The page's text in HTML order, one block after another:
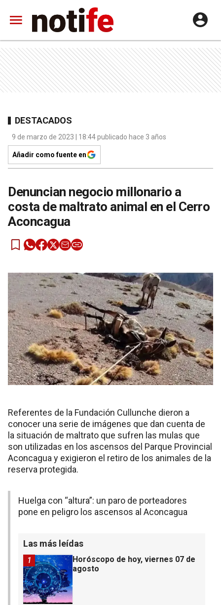
DESTACADOS
9 de marzo de 2023 | 18:44 publicado hace 3 años
Añadir como fuente en
Denuncian negocio millonario a
costa de maltrato animal en el Cerro
Aconcagua
Referentes de la Fundación Cullunche dieron a
conocer una serie de imágenes que dan cuenta de
la situación de maltrato que sufren las mulas que
son utilizadas en los ascensos del Parque Provincial
Aconcagua y exigieron el retiro de los animales de la
reserva protegida.
Huelga con “altura”: un paro de porteadores
pone en peligro los ascensos al Aconcagua
Las más leídas
Horóscopo de hoy, viernes 07 de
agosto
1